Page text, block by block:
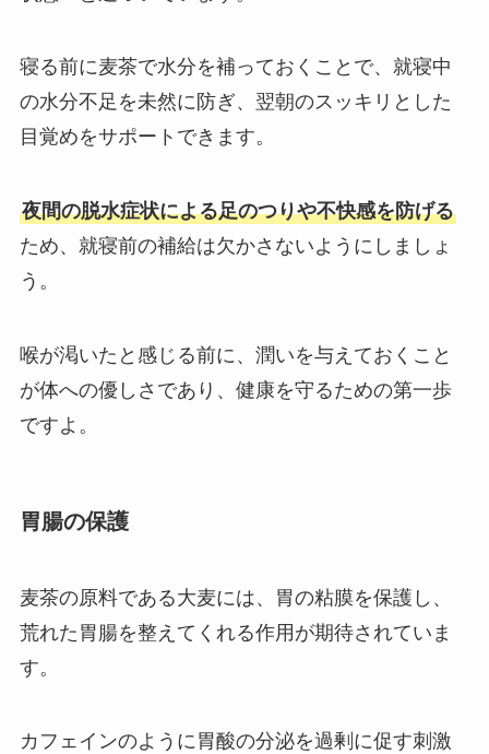
寝る前に麦茶で水分を補っておくことで、就寝中
の水分不足を未然に防ぎ、翌朝のスッキリとした
目覚めをサポートできます。
夜間の脱水症状による足のつりや不快感を防げる
ため、就寝前の補給は欠かさないようにしましょ
う。
喉が渇いたと感じる前に、潤いを与えておくこと
が体への優しさであり、健康を守るための第一歩
ですよ。
胃腸の保護
麦茶の原料である大麦には、胃の粘膜を保護し、
荒れた胃腸を整えてくれる作用が期待されていま
す。
カフェインのように胃酸の分泌を過剰に促す刺激